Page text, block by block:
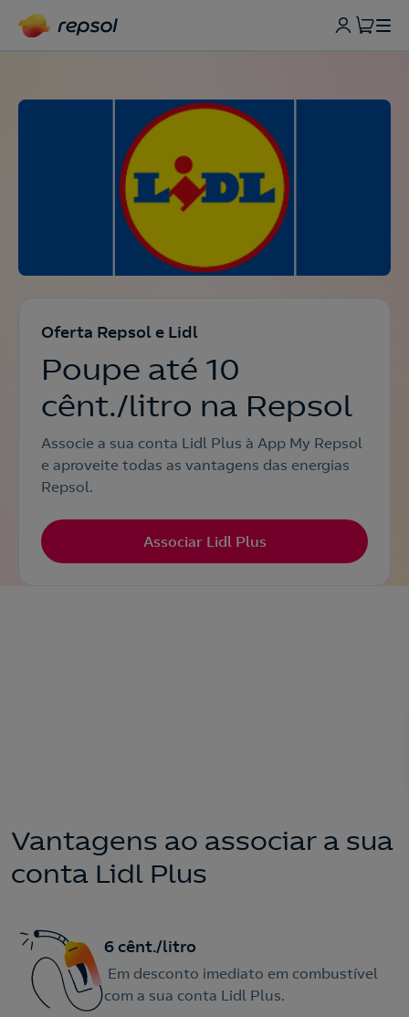
Oferta Repsol e Lidl
Poupe até 10
cênt./litro na Repsol
Associe a sua conta Lidl Plus à App My Repsol
e aproveite todas as vantagens das energias
Repsol.
Associar Lidl Plus
Vantagens ao associar a sua
conta Lidl Plus
6 cênt./litro
Em desconto imediato em combustível
com a sua conta Lidl Plus.